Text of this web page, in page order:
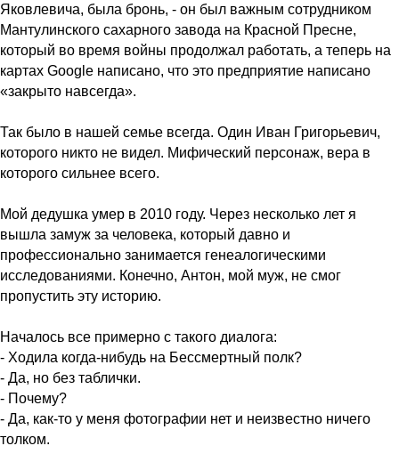
Яковлевича, была бронь, - он был важным сотрудником
Мантулинского сахарного завода на Красной Пресне,
который во время войны продолжал работать, а теперь на
картах Google написано, что это предприятие написано
«закрыто навсегда».
Так было в нашей семье всегда. Один Иван Григорьевич,
которого никто не видел. Мифический персонаж, вера в
которого сильнее всего.
Мой дедушка умер в 2010 году. Через несколько лет я
вышла замуж за человека, который давно и
профессионально занимается генеалогическими
исследованиями. Конечно, Антон, мой муж, не смог
пропустить эту историю.
Началось все примерно с такого диалога:
- Ходила когда-нибудь на Бессмертный полк?
- Да, но без таблички.
- Почему?
- Да, как-то у меня фотографии нет и неизвестно ничего
толком.